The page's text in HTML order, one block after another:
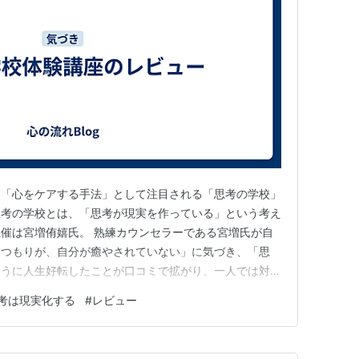
心をケアする手法」として注目される「思考の学校」
の学校とは、「思考が現実を作っている」という考え
は宮増侑嬉氏。 熟練カウンセラーである宮増氏が自
もりが、自分が癒やされていない」に気づき、「思
に人生好転したことが口コミで拡がり、一人では対処
ある人はyoutubeにたくさん動画が上がっているので
増氏の純粋な思いが伝…
は現実化する #レビュー